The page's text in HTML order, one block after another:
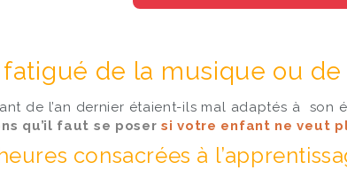
de la musique ou de
de l’an dernier étaient-ils mal adaptés à
qu’il faut se posersi votre enfant ne veut
consacrées à